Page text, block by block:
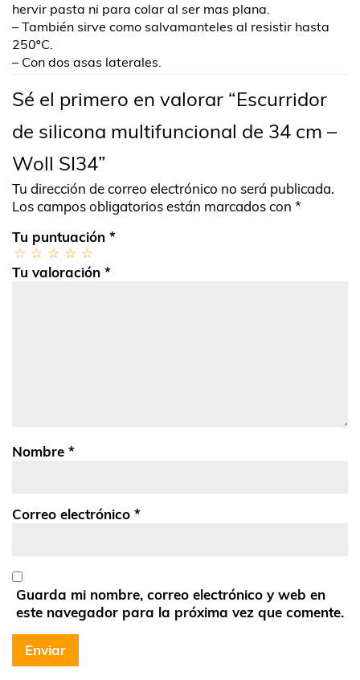
hervir pasta ni para colar al ser mas plana.
– También sirve como salvamanteles al resistir hasta
250ºC.
– Con dos asas laterales.
Sé el primero en valorar “Escurridor
de silicona multifuncional de 34 cm –
Woll SI34”
Tu dirección de correo electrónico no será publicada.
Los campos obligatorios están marcados con *
Tu puntuación *
Tu valoración *
Nombre *
Correo electrónico *
Guarda mi nombre, correo electrónico y web en
este navegador para la próxima vez que comente.